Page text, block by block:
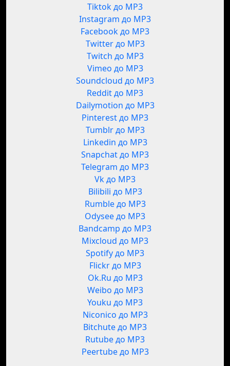
Tiktok до MP3
Instagram до MP3
Facebook до MP3
Twitter до MP3
Twitch до MP3
Vimeo до MP3
Soundcloud до MP3
Reddit до MP3
Dailymotion до MP3
Pinterest до MP3
Tumblr до MP3
Linkedin до MP3
Snapchat до MP3
Telegram до MP3
Vk до MP3
Bilibili до MP3
Rumble до MP3
Odysee до MP3
Bandcamp до MP3
Mixcloud до MP3
Spotify до MP3
Flickr до MP3
Ok.Ru до MP3
Weibo до MP3
Youku до MP3
Niconico до MP3
Bitchute до MP3
Rutube до MP3
Peertube до MP3